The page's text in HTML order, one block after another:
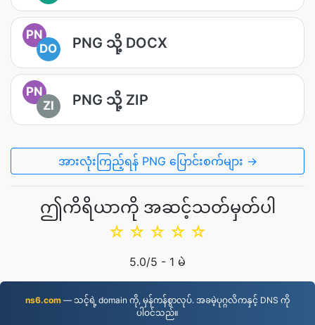
PN
DO
PNG သို့ DOCX
PN
ZI
PNG သို့ ZIP
အားလုံးကြည့်ရန် PNG ပြောင်းစက်များ →
ဤကိရိယာကို အဆင့်သတ်မှတ်ပါ
☆
☆
☆
☆
☆
5.0/5 - 1 မဲ
ns6.com — သင့်ရဲ့ domain ကို, မှန်ကန်စွာလုပ်. အခမဲ့ပုဂ္ဂလိကနှင့် DNS ကို
ပါဝင်သည်။